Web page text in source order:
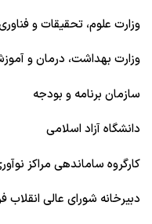
وزارت علوم، تحقیقات و
وزارت بهداشت، درمان و
سازمان برنامه و بودجه
دانشگاه آزاد اسلامی
کارگروه ساماندهی مراکز
دبیرخانه شورای عالی انقلاب